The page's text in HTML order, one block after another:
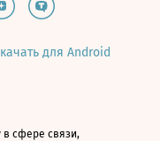
для Android
сфере связи,